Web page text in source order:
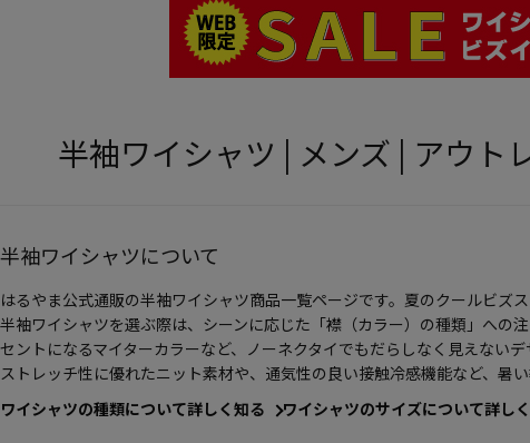
半袖ワイシャツ | メンズ | アウト
半袖ワイシャツについて
はるやま公式通販の半袖ワイシャツ商品一覧ページです。夏のクールビズ
半袖ワイシャツを選ぶ際は、シーンに応じた「襟（カラー）の種類」への
セントになるマイターカラーなど、ノーネクタイでもだらしなく見えない
ストレッチ性に優れたニット素材や、通気性の良い接触冷感機能など、暑
ワイシャツの種類について詳しく知る
ワイシャツのサイズについて詳し